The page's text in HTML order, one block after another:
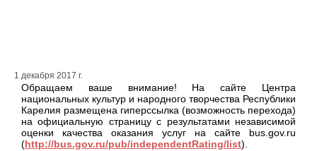
1 декабря 2017 г.
Обращаем ваше внимание! На сайте Центра
национальных культур и народного творчества Республики
Карелия размещена гиперссылка (возможность перехода)
на официальную страницу с результатами независимой
оценки качества оказания услуг на сайте bus.gov.ru
(http://bus.gov.ru/pub/independentRating/list).